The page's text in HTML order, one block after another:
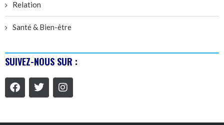
Relation
Santé & Bien-être
SUIVEZ-NOUS SUR :